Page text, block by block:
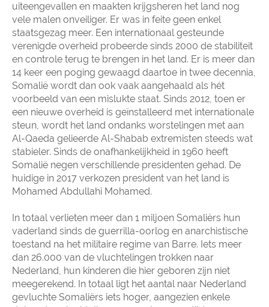
uiteengevallen en maakten krijgsheren het land nog
vele malen onveiliger. Er was in feite geen enkel
staatsgezag meer. Een internationaal gesteunde
verenigde overheid probeerde sinds 2000 de stabiliteit
en controle terug te brengen in het land. Er is meer dan
14 keer een poging gewaagd daartoe in twee decennia,
Somalië wordt dan ook vaak aangehaald als hét
voorbeeld van een mislukte staat. Sinds 2012, toen er
een nieuwe overheid is geïnstalleerd met internationale
steun, wordt het land ondanks worstelingen met aan
Al-Qaeda gelieerde Al-Shabab extremisten steeds wat
stabieler. Sinds de onafhankelijkheid in 1960 heeft
Somalië negen verschillende presidenten gehad. De
huidige in 2017 verkozen president van het land is
Mohamed Abdullahi Mohamed.
In totaal verlieten meer dan 1 miljoen Somaliërs hun
vaderland sinds de guerrilla-oorlog en anarchistische
toestand na het militaire regime van Barre. Iets meer
dan 26.000 van de vluchtelingen trokken naar
Nederland, hun kinderen die hier geboren zijn niet
meegerekend. In totaal ligt het aantal naar Nederland
gevluchte Somaliërs iets hoger, aangezien enkele